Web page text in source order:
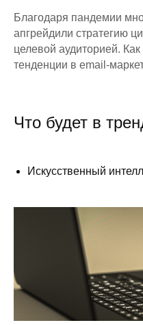
Благодаря пандемии
апгрейдили стратегию
целевой аудиторией.
тенденции в email-
Что будет в
Искусственный